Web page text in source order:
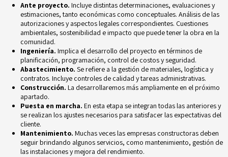
Ante proyecto. Incluye distintas determinaciones, evaluaciones y
estimaciones, tanto económicas como conceptuales. Análisis de las
autorizaciones y aspectos legales correspondientes. Cuestiones
ambientales, sostenibilidad e impacto que puede tener la obra en la
comunidad.
Ingeniería. Implica el desarrollo del proyecto en términos de
planificación, programación, control de costos y seguridad.
Abastecimiento. Se refiere a la gestión de materiales, logística y
contratos. Incluye controles de calidad y tareas administrativas.
Construcción. La desarrollaremos más ampliamente en el próximo
apartado.
Puesta en marcha. En esta etapa se integran todas las anteriores y
se realizan los ajustes necesarios para satisfacer las expectativas del
cliente.
Mantenimiento. Muchas veces las empresas constructoras deben
seguir brindando algunos servicios, como mantenimiento, gestión de
las instalaciones y mejora del rendimiento.